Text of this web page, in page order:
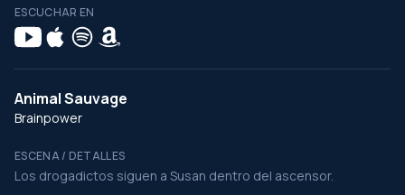
ESCUCHAR EN
Animal Sauvage
Brainpower
ESCENA / DETALLES
Los drogadictos siguen a Susan dentro del ascensor.